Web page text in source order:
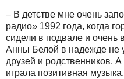
– В детстве мне очень
радио» 1992 года, когда
сидели в подвале и очень
Анны Белой в надежде не
друзей и родственников.
играла позитивная